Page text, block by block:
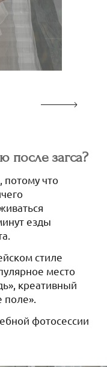
после загса?
что
езды
стиле
место
креативный
фотосессии